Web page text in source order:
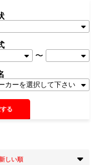
〜
る
しい順